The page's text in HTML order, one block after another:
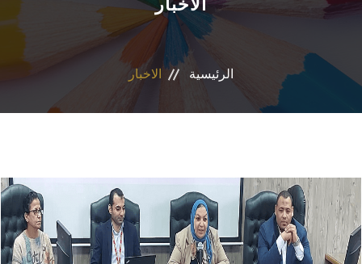
المجلة العلمية
رأيك يهمنا
الاخبار
الرئيسية الاخبار